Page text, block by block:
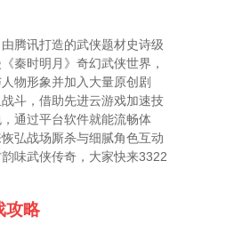
由腾讯打造的武侠题材史诗级
秦时明月》奇幻武侠世界，
物形象并加入大量原创剧
斗，借助先进云游戏加速技
通过平台软件就能流畅体
弘战场厮杀与细腻角色互动
味武侠传奇，大家快来3322
攻略